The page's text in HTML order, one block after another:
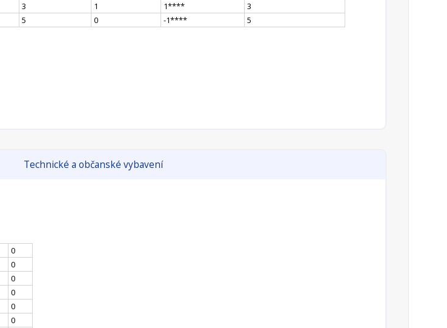
3 1 1****
3
5 0 -1****
5
Technické a občanské vybavení
0
0
0
0
0
0